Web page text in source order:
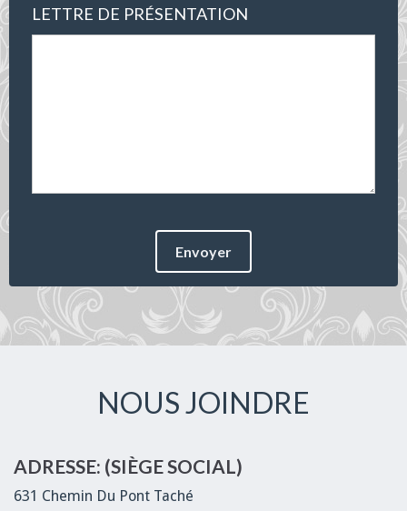
LETTRE DE PRÉSENTATION
Envoyer
NOUS JOINDRE
ADRESSE: (SIÈGE SOCIAL)
631 Chemin Du Pont Taché